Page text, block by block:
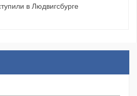
в Людвигсбурге